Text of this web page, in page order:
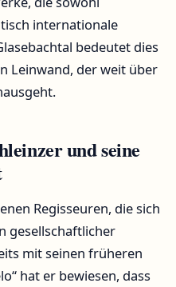
internationale
bedeutet dies
Leinwand, der weit über
und seine
Regisseuren, die sich
gesellschaftlicher
mit seinen früheren
hat er bewiesen, dass